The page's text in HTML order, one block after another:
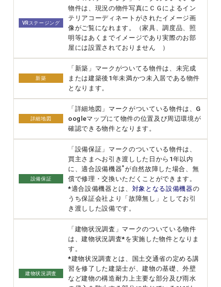
VRステージング
物件は、現況の物件写真にＣＧによるイン
テリアコーディネートがされたイメージ画
像がご覧になれます。（家具、調度品、照
明等はあくまでイメージであり実際のお部
屋には設置されておりません ）
新築
「新築」マークがついてる物件は、未完成
または建築後1年未満かつ未入居である物件
となります。
詳細地図
「詳細地図」マークがついている物件は、G
oogleマップにて物件の位置及び周辺環境が
確認できる物件となります。
設備保証
「設備保証」マークのついている物件は、
買主さまへお引き渡しした日から1年以内
に、適合設備機器*が自然故障した場合、無
償で修理・交換いただくことができます。
*適合設備機器とは、 対象となる設備機器の
うち保証会社より「故障無し」としてお引
き渡しした設備です。
建物状況調査
「建物状況調査」マークのついている物件
は、建物状況調査*を実施した物件となりま
す。
*建物状況調査とは、国土交通省の定める講
習を修了した建築士が、建物の基礎、外壁
など建物の構造耐力上主要な部分及び雨水